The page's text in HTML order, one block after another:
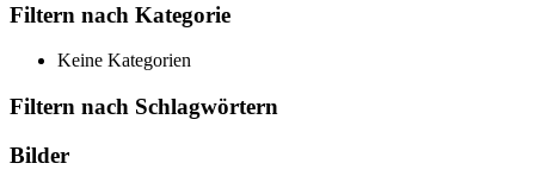
Filtern nach Kategorie
Keine Kategorien
Filtern nach Schlagwörtern
Bilder